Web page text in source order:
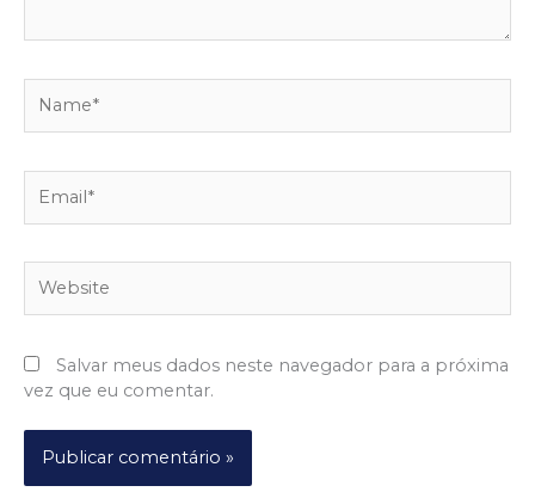
Salvar meus dados neste navegador para a próxima
vez que eu comentar.